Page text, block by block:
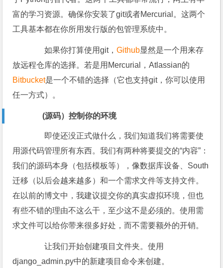
富的学习资源。确保你安装了git或者Mercurial。这两个
工具基本都在你所用发行版的包管理系统中。
如果你打算使用git，Github显然是一个用来存
放远程仓库的选择。若是用Mercurial，Atlassian的
Bitbucket是一个不错的选择（它也支持git，你可以使用
任一方式）。
(源码）控制你的环境
即使还没正式做什么，我们知道我们将需要使
用源代码管理所有东西。我们有两种将要提交的“内容”：
我们的源码本身（包括模板等），像数据库设备、South
迁移（以后会越来越多）和一个需求文件等支持文件。
在以前的博文中，我建议提交你的真实虚拟环境，但也
有些不错的理由不这么干，至少这不是必须的。使用需
求文件可以给你带来很多好处，而不需要额外的开销。
让我们开始创建项目文件夹。使用
django_admin.py中的新建项目命令来创建。